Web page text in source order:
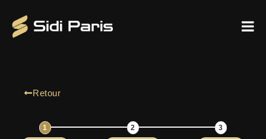
Retour